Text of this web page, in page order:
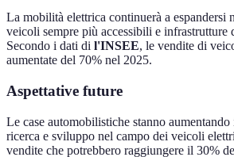
La mobilità elettrica continuerà a espandersi
veicoli sempre più accessibili e infrastrutture
Secondo i dati di l'INSEE, le vendite di
aumentate del 70% nel 2025.
Aspettative future
Le case automobilistiche stanno
ricerca e sviluppo nel campo dei veicoli
vendite che potrebbero raggiungere il 30%